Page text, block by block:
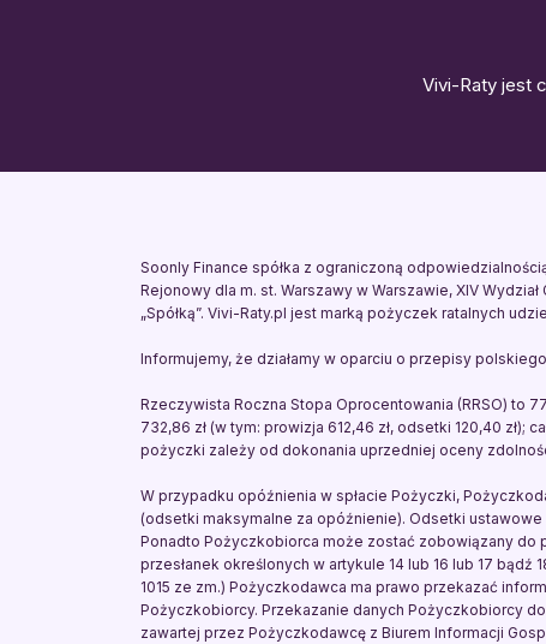
Vivi-Raty jest
Soonly Finance spółka z ograniczoną
Rejonowy dla m. st. Warszawy w Warszawie, XIV
„Spółką”. Vivi-Raty.pl jest marką pożyczek ratalnych
Informujemy, że działamy w oparciu o przepisy
Rzeczywista Roczna Stopa Oprocentowania (RRSO) to
732,86 zł (w tym: prowizja 612,46 zł, odsetki 120,40 zł);
pożyczki zależy od dokonania uprzedniej oceny
W przypadku opóźnienia w spłacie Pożyczki,
(odsetki maksymalne za opóźnienie). Odsetki
Ponadto Pożyczkobiorca może zostać zobowiązany do
przesłanek określonych w artykule 14 lub 16 lub 17
1015 ze zm.) Pożyczkodawca ma prawo przekazać
Pożyczkobiorcy. Przekazanie danych Pożyczkobiorcy
zawartej przez Pożyczkodawcę z Biurem Informacji